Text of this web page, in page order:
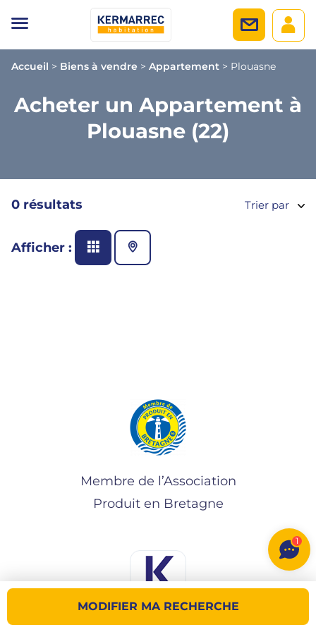
Accueil > Biens à vendre > Appartement > Plouasne
Acheter un Appartement à
Plouasne (22)
MODIFIER MA RECHERCHE
0 résultats Trier par
Afficher :
Membre de l’Association
Produit en Bretagne
1